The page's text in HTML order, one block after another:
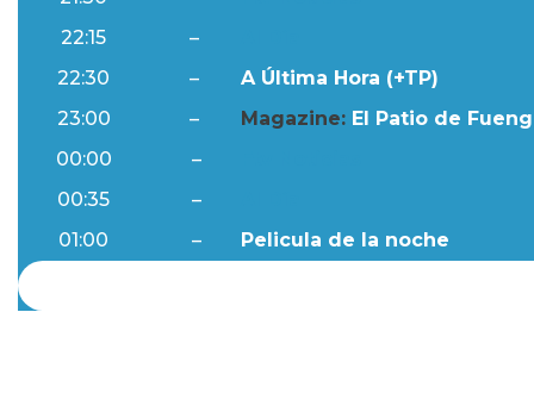
22:15
–
22:30
–
A Última Hora (+TP)
23:00
– Magazine: El Patio de
00:00
–
00:35
–
01:00
– Pelicula de la noche